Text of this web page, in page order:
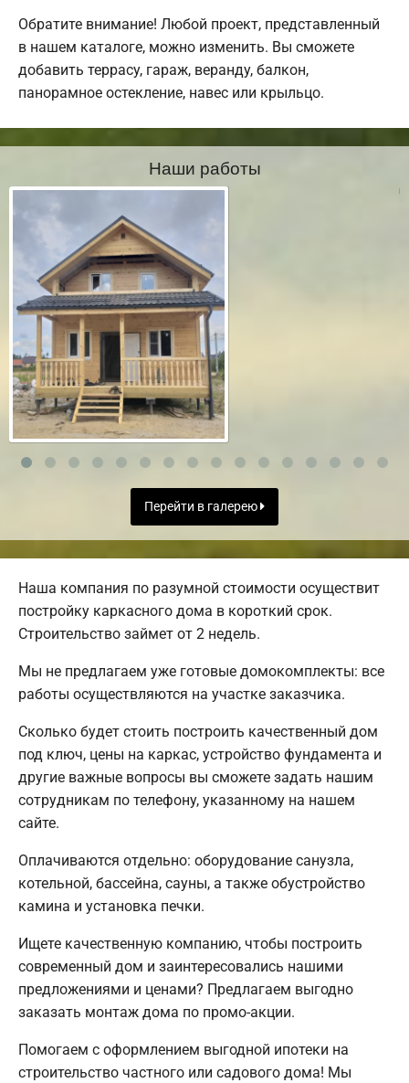
Обратите внимание! Любой проект, представленный
в нашем каталоге, можно изменить. Вы сможете
добавить террасу, гараж, веранду, балкон,
панорамное остекление, навес или крыльцо.
Наши работы
Перейти в галерею
Наша компания по разумной стоимости осуществит
постройку каркасного дома в короткий срок.
Строительство займет от 2 недель.
Мы не предлагаем уже готовые домокомплекты: все
работы осуществляются на участке заказчика.
Сколько будет стоить построить качественный дом
под ключ, цены на каркас, устройство фундамента и
другие важные вопросы вы сможете задать нашим
сотрудникам по телефону, указанному на нашем
сайте.
Оплачиваются отдельно: оборудование санузла,
котельной, бассейна, сауны, а также обустройство
камина и установка печки.
Ищете качественную компанию, чтобы построить
современный дом и заинтересовались нашими
предложениями и ценами? Предлагаем выгодно
заказать монтаж дома по промо-акции.
Помогаем с оформлением выгодной ипотеки на
строительство частного или садового дома! Мы